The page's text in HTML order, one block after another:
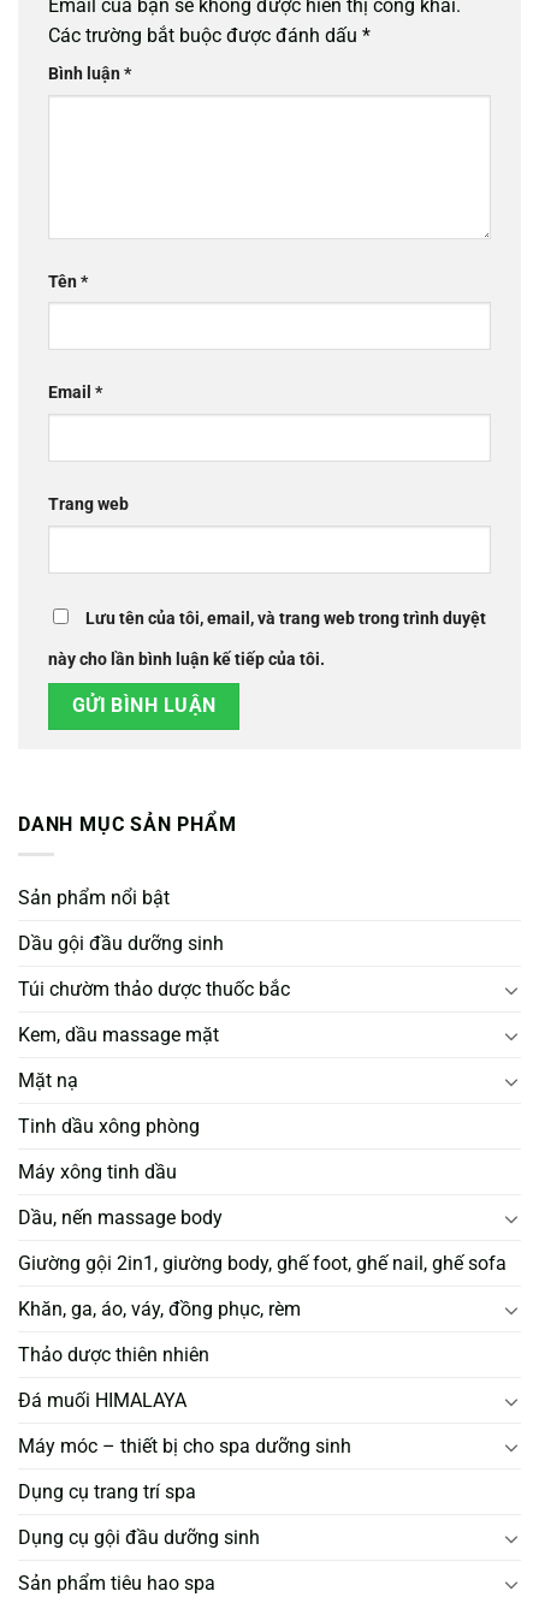
DANH MỤC SẢN PHẨM
Sản phẩm nổi bật
Dầu gội đầu dưỡng sinh
Túi chườm thảo dược thuốc bắc
Kem, dầu massage mặt
Mặt nạ
Tinh dầu xông phòng
Máy xông tinh dầu
Dầu, nến massage body
Giường gội 2in1, giường body, ghế foot, ghế nail, ghế sofa
Khăn, ga, áo, váy, đồng phục, rèm
Thảo dược thiên nhiên
Đá muối HIMALAYA
Máy móc – thiết bị cho spa dưỡng sinh
Dụng cụ trang trí spa
Dụng cụ gội đầu dưỡng sinh
Sản phẩm tiêu hao spa
Email của bạn sẽ không được hiển thị công khai.
Các trường bắt buộc được đánh dấu *
Bình luận*
Tên*
Email *
Trang web
Lưu tên của tôi, email, và trang web trong trình duyệt
này cho lần bình luận kế tiếp của tôi.